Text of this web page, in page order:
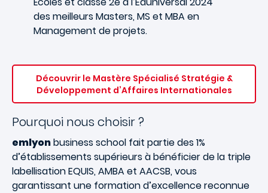
des meilleurs Masters, MS et MBA en
Management de projets.
Découvrir le Mastère Spécialisé Stratégie &
Développement d’Affaires Internationales
Pourquoi nous choisir ?
emlyonbusiness school fait partie des 1%
d’établissements supérieurs à bénéficier de la triple
labellisation EQUIS, AMBA et AACSB, vous
garantissant une formation d’excellence reconnue